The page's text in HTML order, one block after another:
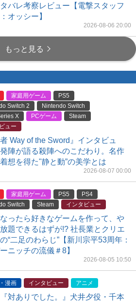
バレ考察レビュー【電撃スタッフ
オッシー】
2026-08-06 20:00
もっと見る
家庭用ゲーム
PS5
Switch 2
Nintendo Switch
X
PCゲーム
Steam
ュー
者 Way of the Sword』インタビュ
陣が語る殺陣へのこだわり。名作
想を得た"静と動”の美学とは
2026-08-07 00:00
家庭用ゲーム PS5
PS4
Switch
Steam インタビュー
ったら好きなゲームを作って、や
題できるはずが!? 社長業とクリエ
“二足のわらじ”【新川宗平53周年：
ニッチの流儀＃8】
2026-08-05 10:50
漫画 インタビュー アニメ
対ありでした。』犬井夕役・千本